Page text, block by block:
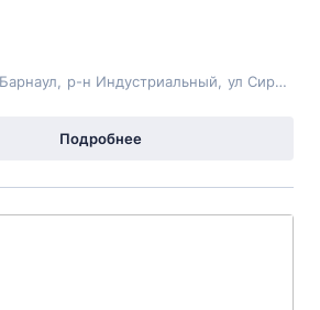
Барнаул р-н Индустриальный ул Сиреневая
Подробнее